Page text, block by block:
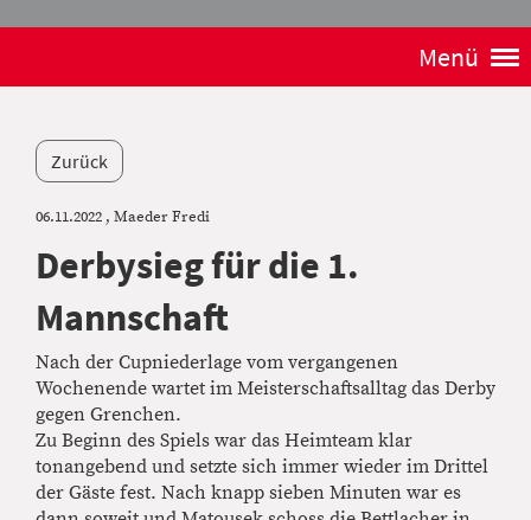
Menü
Zurück
06.11.2022 , Maeder Fredi
Derbysieg für die 1.
Mannschaft
Nach der Cupniederlage vom vergangenen
Wochenende wartet im Meisterschaftsalltag das Derby
gegen Grenchen.
Zu Beginn des Spiels war das Heimteam klar
tonangebend und setzte sich immer wieder im Drittel
der Gäste fest. Nach knapp sieben Minuten war es